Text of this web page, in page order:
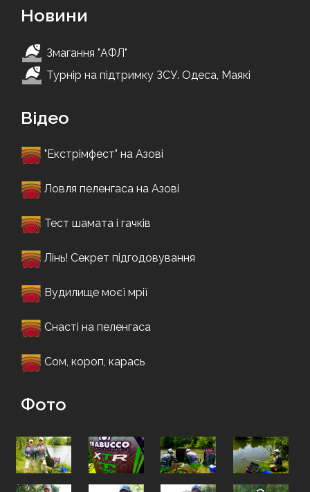
Новини
Змагання "АФЛ"
Турнір на підтримку ЗСУ. Одеса, Маякі
Відео
"Екстрімфест" на Азові
Ловля пеленгаса на Азові
Тест шамата і гачків
Лінь! Секрет підгодовування
Вудилище моєї мрії
Снасті на пеленгаса
Сом, короп, карась
Фото